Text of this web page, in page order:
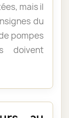
mais il
du
pompes
doivent